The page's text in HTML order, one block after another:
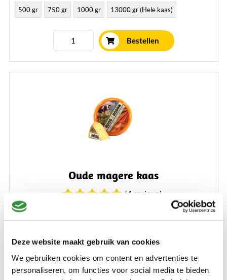
Deze website maakt gebruik van cookies
We gebruiken cookies om content en advertenties te
personaliseren, om functies voor social media te bieden
500 gr 750 gr 1000 gr 13000 gr (Hele kaas)
Bestellen
Oude magere kaas
(4 reviews)
Onze oude magere kaas 35+ heeft een stevige pikante
1 jaar gerijpt in ons eigen rijpingshuis.
Lees verder